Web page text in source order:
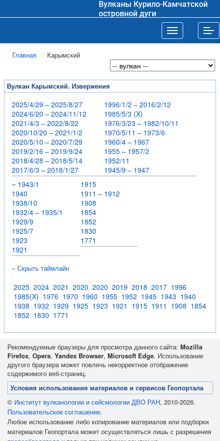
Вулканы Курило-Камчатской
островной дуги
Toggle
Главная Карымский
Вулкан Карымский. Извержения
2025/4/29 – 2025/8/27
2024/6/20 – 2024/11/12
2021/4/3 – 2022/8/22
2020/10/20 – 2021/1/2
2020/5/10 – 2020/7/29
2019/2/16 – 2019/9/24
2018/4/28 – 2018/5/14
2017/6/3 – 2018/1/27
1996/1/2 – 2016/2/12
1985/5/3 (X)
1976/3/23 – 1982/10/11
1970/5/11 – 1973/6
1960/4 – 1967
1955 – 1957/2
1952/11
1945/9 – 1947
~ 1943/1
1940
1938/10
1932/4 – 1935/1
1929/9
1925/7
1923
1921
1915
1911 – 1912
1908
1854
1852
1830
1771
– Скрыть таймлайн
2025 2024 2021 2020 2020 2019 2018 2017 1996
1985(X) 1976 1970 1960 1955 1952 1945 1943 1940
1938 1932 1929 1925 1923 1921 1915 1911 1908 1854
1852 1830 1771
Рекомендуемые браузеры для просмотра данного сайта: Mozilla
Firefox, Opera, Yandex Browser, Microsoft Edge. Использование
другого браузера может повлечь некорректное отображение
содержимого веб-страниц.
Условия использования материалов и сервисов Геопортала
© Институт вулканологии и сейсмологии ДВО РАН, 2010-2026.
Пользовательское соглашение.
Любое использование либо копирование материалов или подборки
материалов Геопортала может осуществляться лишь с разрешения